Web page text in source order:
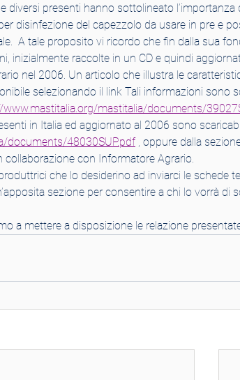
diversi presenti hanno sottolineato
disinfezione del capezzolo da usare in pre e
A tale proposito vi ricordo che fin dalla sua
inizialmente raccolte in un CD e quindi
nel 2006. Un articolo che illustra le
selezionando il link Tali informazioni sono
www.mastitalia.org/mastitalia/documents/
in Italia ed aggiornato al 2006 sono
documents/48030SUP.pdf , oppure dalla
con Informatore Agrario.
che lo desiderino ad inviarci le schede
sezione per consentire a chi lo vorrà di
a mettere a disposizione le relazione